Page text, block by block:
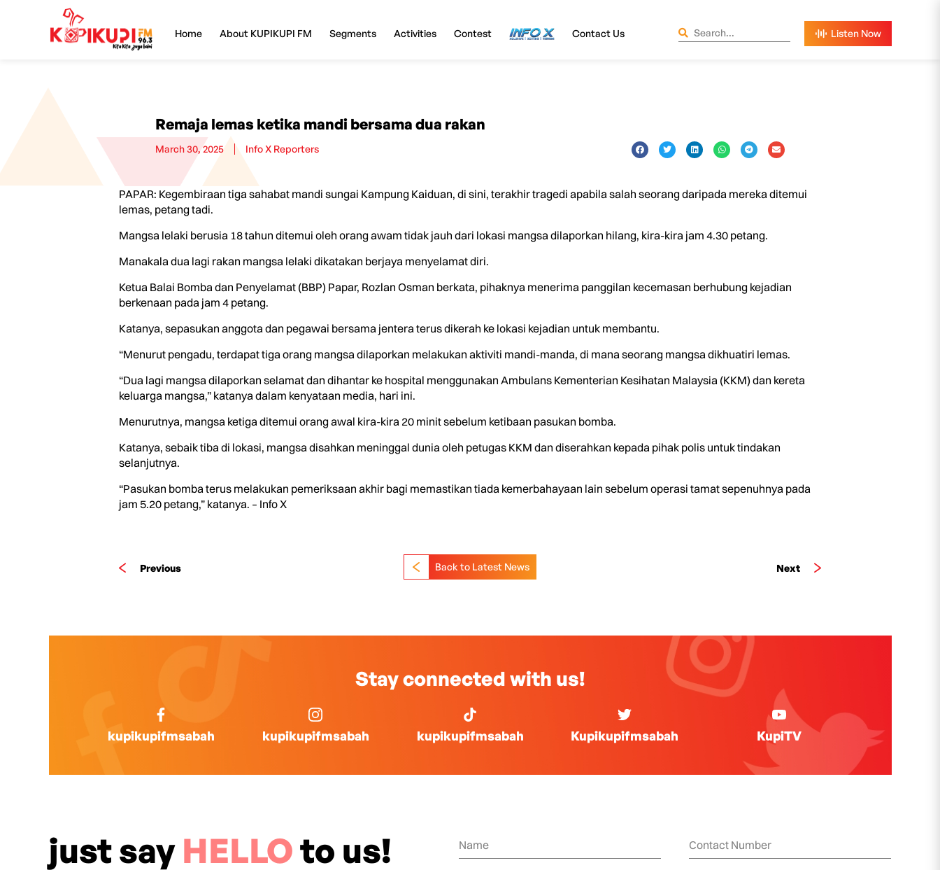
Home About KUPIKUPI FM Segments Activities Contest InfoX Contact Us
Remaja lemas ketika mandi bersama dua rakan
March 30, 2025 Info X Reporters
PAPAR: Kegembiraan tiga sahabat mandi sungai Kampung Kaiduan, di sini, terakhir tragedi apabila salah seorang daripada mereka ditemui
lemas, petang tadi.
Mangsa lelaki berusia 18 tahun ditemui oleh orang awam tidak jauh dari lokasi mangsa dilaporkan hilang, kira-kira jam 4.30 petang.
Manakala dua lagi rakan mangsa lelaki dikatakan berjaya menyelamat diri.
Ketua Balai Bomba dan Penyelamat (BBP) Papar, Rozlan Osman berkata, pihaknya menerima panggilan kecemasan berhubung kejadian
berkenaan pada jam 4 petang.
Katanya, sepasukan anggota dan pegawai bersama jentera terus dikerah ke lokasi kejadian untuk membantu.
“Menurut pengadu, terdapat tiga orang mangsa dilaporkan melakukan aktiviti mandi-manda, di mana seorang mangsa dikhuatiri lemas.
“Dua lagi mangsa dilaporkan selamat dan dihantar ke hospital menggunakan Ambulans Kementerian Kesihatan Malaysia (KKM) dan kereta
keluarga mangsa,” katanya dalam kenyataan media, hari ini.
Menurutnya, mangsa ketiga ditemui orang awal kira-kira 20 minit sebelum ketibaan pasukan bomba.
Katanya, sebaik tiba di lokasi, mangsa disahkan meninggal dunia oleh petugas KKM dan diserahkan kepada pihak polis untuk tindakan
selanjutnya.
“Pasukan bomba terus melakukan pemeriksaan akhir bagi memastikan tiada kemerbahayaan lain sebelum operasi tamat sepenuhnya pada
jam 5.20 petang,” katanya. – Info X
Previous Next
Back to Latest News
Stay connected with us!
kupikupifmsabah kupikupifmsabah kupikupifmsabah Kupikupifmsabah KupiTV
just say HELLOto us!